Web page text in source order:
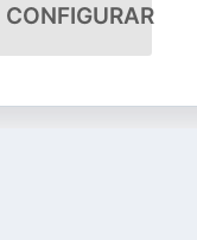
CONFIGURAR